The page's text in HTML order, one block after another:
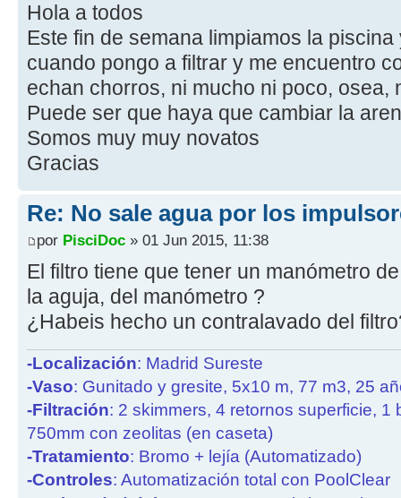
Hola a todos
Este fin de semana limpiamos la
cuando pongo a filtrar y me encuentro
echan chorros, ni mucho ni poco, osea,
Puede ser que haya que cambiar la
Somos muy muy novatos
Gracias
Re: No sale agua por los
por PisciDoc » 01 Jun 2015, 11:38
El filtro tiene que tener un manómetro
la aguja, del manómetro ?
¿Habeis hecho un contralavado del
-Localización: Madrid Sureste
-Vaso: Gunitado y gresite, 5x10 m, 77 m3, 25
-Filtración: 2 skimmers, 4 retornos superficie, 1
750mm con zeolitas (en caseta)
-Tratamiento: Bromo + lejía (Automatizado)
-Controles: Automatización total con PoolClear